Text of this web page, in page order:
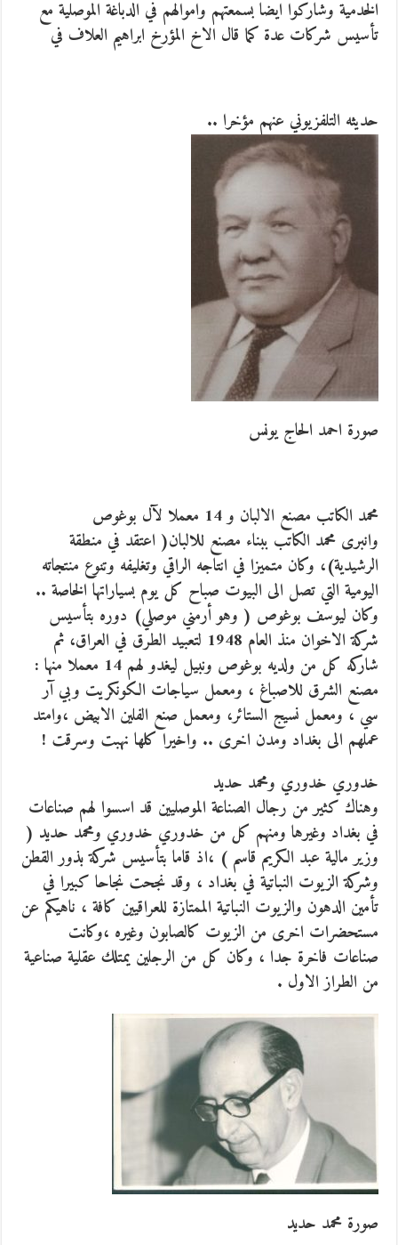
الخدمية وشاركوا ايضا بسمعتهم واموالهم في الدباغة الموصلية مع
تأسيس شركات عدة كما قال الاخ المؤرخ ابراهيم العلاف في
حديثه التلفزيوني عنهم مؤخرا ..
صورة احمد الحاج يونس
محمد الكاتب مصنع الالبان و 14 معملا لآل بوغوص
وانبرى محمد الكاتب ببناء مصنع للالبان( اعتقد في منطقة
الرشيدية)، وكان متميزا في انتاجه الراقي وتغليفه وتنوع منتجاته
اليومية التي تصل الى البيوت صباح كل يوم بسياراتها الخاصة ..
وكان ليوسف بوغوص ( وهو أرمني موصلي) دوره بتأسيس
شركة الاخوان منذ العام 1948 لتعبيد الطرق في العراق، ثم
شاركه كل من ولديه بوغوص ونبيل ليغدو لهم 14 معملا منها :
مصنع الشرق للاصباغ ، ومعمل سياجات الكونكريت وبي آر
سي ، ومعمل نسيج الستائر، ومعمل صنع الفلين الابيض ،وامتد
عملهم الى بغداد ومدن اخرى .. واخيرا كلها نهبت وسرقت !
خدوري خدوري ومحمد حديد
وهناك كثير من رجال الصناعة الموصليين قد اسسوا لهم صناعات
في بغداد وغيرها ومنهم كل من خدوري خدوري ومحمد حديد (
وزير مالية عبد الكريم قاسم ) ،اذ قاما بتأسيس شركة بذور القطن
وشركة الزيوت النباتية في بغداد ، وقد نجحت نجاحا كبيرا في
تأمين الدهون والزيوت النباتية الممتازة للعراقيين كافة ، ناهيكم عن
مستحضرات اخرى من الزيوت كالصابون وغيره ،وكانت
صناعات فاخرة جدا ، وكان كل من الرجلين يمتلك عقلية صناعية
من الطراز الاول .
صورة محمد حديد